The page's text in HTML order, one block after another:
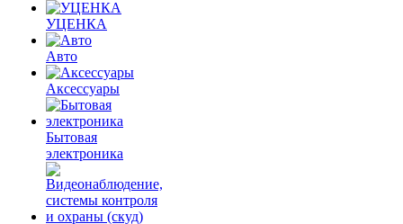
УЦЕНКА
Авто
Аксессуары
Бытовая
электроника